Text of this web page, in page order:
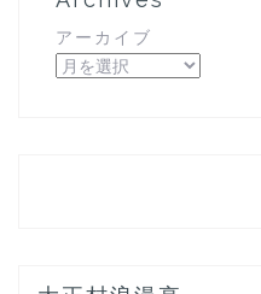
アーカイブ